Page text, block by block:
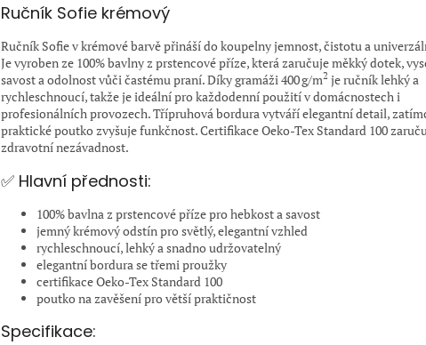
Ručník Sofie krémový
Ručník Sofie v krémové barvě přináší do koupelny jemnost, čistotu a
Je vyroben ze 100% bavlny z prstencové příze, která zaručuje měkký dotek,
savost a odolnost vůči častému praní. Díky gramáži 400 g/m2 je ručník lehký a
rychleschnoucí, takže je ideální pro každodenní použití v domácnostech i
profesionálních provozech. Třípruhová bordura vytváří elegantní detail,
praktické poutko zvyšuje funkčnost. Certifikace Oeko-Tex Standard 100
zdravotní nezávadnost.
✅ Hlavní přednosti:
100% bavlna z prstencové příze pro hebkost a savost
jemný krémový odstín pro světlý, elegantní vzhled
rychleschnoucí, lehký a snadno udržovatelný
elegantní bordura se třemi proužky
certifikace Oeko-Tex Standard 100
poutko na zavěšení pro větší praktičnost
Specifikace: